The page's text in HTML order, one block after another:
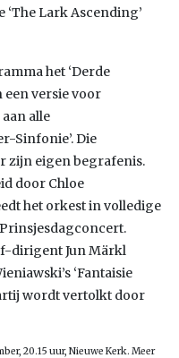
Lark Ascending’
het ‘Derde
een versie voor
alle
Sinfonie’. Die
zijn eigen begrafenis.
door Chloe
het orkest in volledige
dirigent Jun Märkl
‘Fantaisie
wordt vertolkt door
20.15 uur, Nieuwe Kerk. Meer